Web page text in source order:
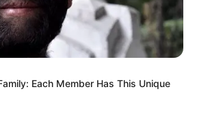
Each Member Has This Unique